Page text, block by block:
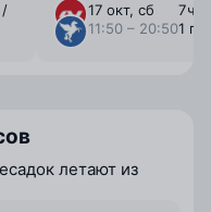
/
17 окт, сб
11:50 – 20:50
7 ⁠ч
1
летают из